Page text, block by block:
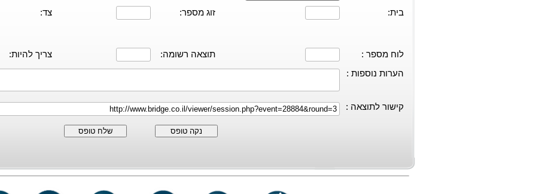
בית: זוג מספר: צד:
לוח מספר : תוצאה רשומה:
צריך להיות:
הערות נוספות :
קישור לתוצאה :
נקה טופס שלח טופס